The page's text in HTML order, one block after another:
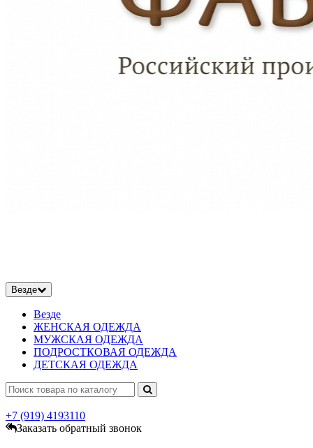
Везде
Везде
ЖЕНСКАЯ ОДЕЖДА
МУЖСКАЯ ОДЕЖДА
ПОДРОСТКОВАЯ ОДЕЖДА
ДЕТСКАЯ ОДЕЖДА
+7 (919) 4193110
Заказать обратный звонок